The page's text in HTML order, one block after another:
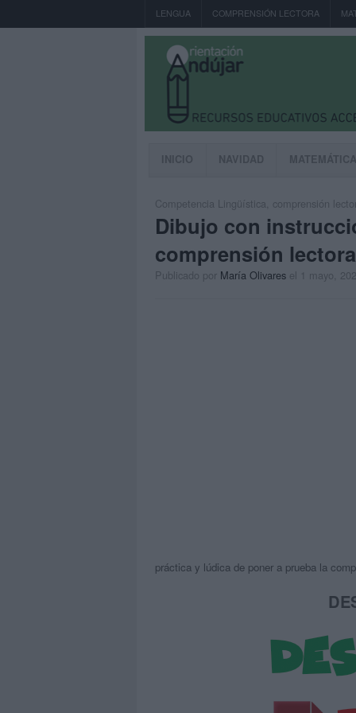
LENGUA COMPRENSIÓN LECTORA
INICIO NAVIDAD
Competencia Lingüística comprensión
Dibujo con
comprensión lectora
Publicado por María Olivares el 1 mayo,
práctica y lúdica de poner a prueba la